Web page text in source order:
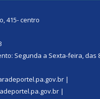
415- centro
Segunda a Sexta-feira, das
|
|